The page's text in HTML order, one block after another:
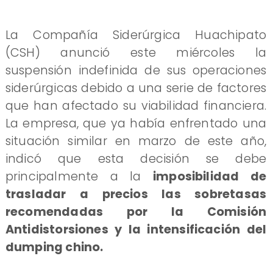
La Compañía Siderúrgica Huachipato
(CSH) anunció este miércoles la
suspensión indefinida de sus operaciones
siderúrgicas debido a una serie de factores
que han afectado su viabilidad financiera.
La empresa, que ya había enfrentado una
situación similar en marzo de este año,
indicó que esta decisión se debe
principalmente a la imposibilidad de
trasladar a precios las sobretasas
recomendadas por la Comisión
Antidistorsiones y la intensificación del
dumping chino.